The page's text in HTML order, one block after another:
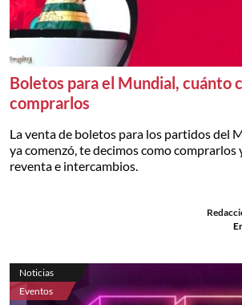
Boletos para el Mundial, cuánto
comprarlos
La venta de boletos para los partidos del
ya comenzó, te decimos como comprarlos
reventa e intercambios.
Noticias
Eventos